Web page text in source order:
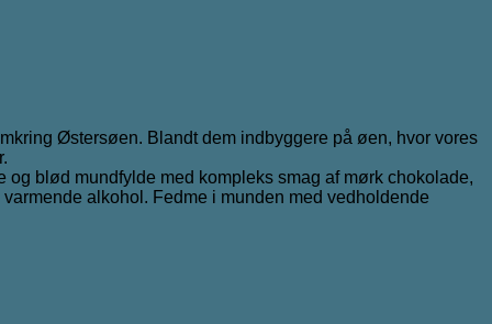
Østersøen. Blandt dem indbyggere på øen, hvor vores
blød mundfylde med kompleks smag af mørk chokolade,
alkohol. Fedme i munden med vedholdende